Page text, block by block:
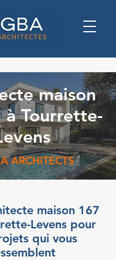
maison
à Tourrette-
ARCHITECTS
maison 167
Levens pour
qui vous